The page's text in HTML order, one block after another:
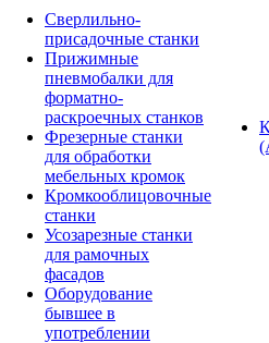
Сверлильно-
присадочные станки
Прижимные
пневмобалки для
форматно-
раскроечных станков
Фрезерные станки
для обработки
мебельных кромок
Кромкооблицовочные
станки
Усозарезные станки
для рамочных
фасадов
Оборудование
бывшее в
употреблении